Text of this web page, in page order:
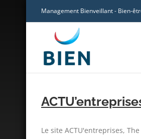
Management Bienveillant - Bien-
Le site ACTU'entreprises,